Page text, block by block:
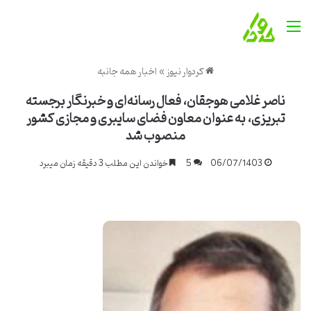
منو
کردوار نیوز»اخبار همه جانبه
ناصر غلامی هوجقان، فعال رسانه‌ای و خبرنگار برجسته
تبریزی، به عنوان معاون فضای سایبری و مجازی کشور
منصوب شد
06/07/1403
5 خواندن این مطلب 3 دقیقه زمان میبرد